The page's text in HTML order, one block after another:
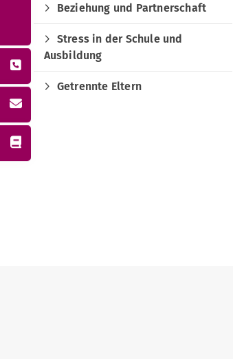
Beziehung und Partnerschaft
Stress in der Schule und
Ausbildung
Getrennte Eltern